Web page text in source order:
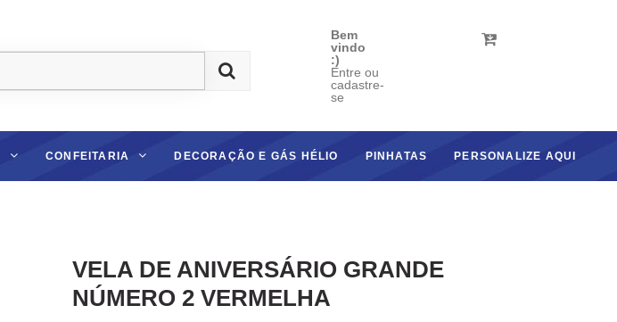
Bem
vindo
:)
Entre ou
cadastre-
se
CONFEITARIA DECORAÇÃO E GÁS HÉLIO PINHATAS PERSONALIZE AQUI
VELA DE ANIVERSÁRIO GRANDE
NÚMERO 2 VERMELHA